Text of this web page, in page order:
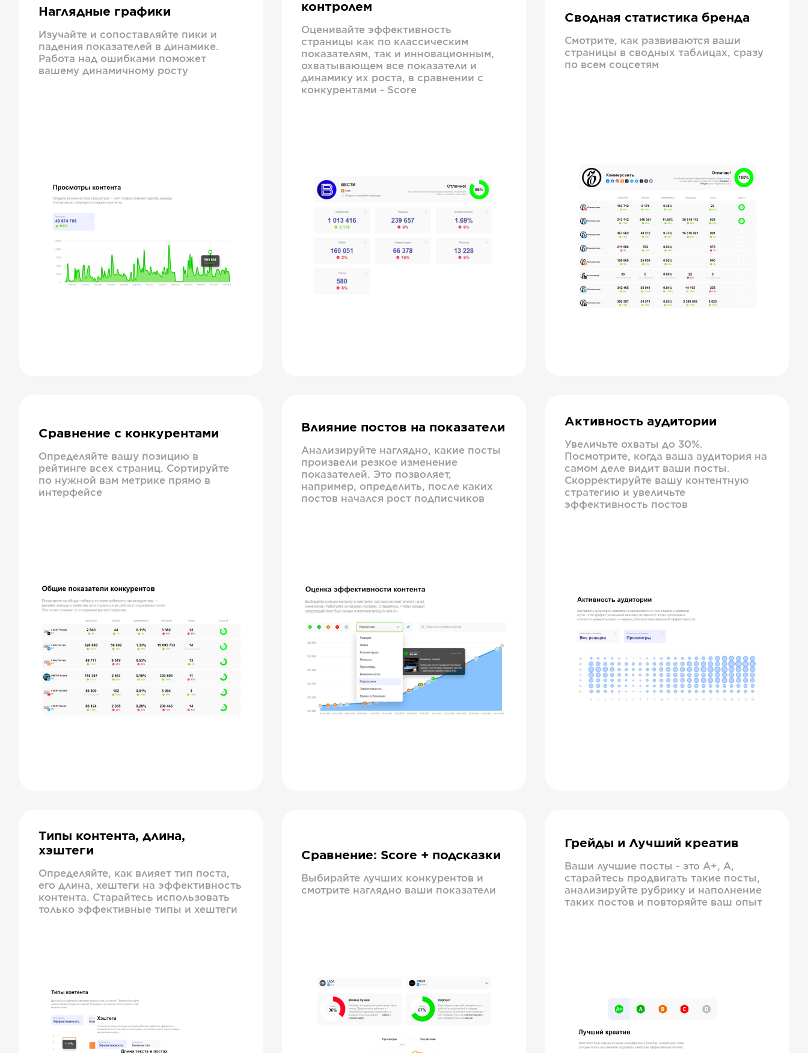
Наглядные графики
Изучайте и сопоставляйте пики и
падения показателей в динамике.
Работа над ошибками поможет
вашему динамичному росту
контролем
Оценивайте эффективность
страницы как по классическим
показателям, так и инновационным,
охватывающем все показатели и
динамику их роста, в сравнении с
конкурентами - Score
Сводная статистика бренда
Смотрите, как развиваются ваши
страницы в сводных таблицах, сразу
по всем соцсетям
Сравнение с конкурентами
Определяйте вашу позицию в
рейтинге всех страниц. Сортируйте
по нужной вам метрике прямо в
интерфейсе
Влияние постов на показатели
Анализируйте наглядно, какие посты
произвели резкое изменение
показателей. Это позволяет,
например, определить, после каких
постов начался рост подписчиков
Активность аудитории
Увеличьте охваты до 30%.
Посмотрите, когда ваша аудитория на
самом деле видит ваши посты.
Скорректируйте вашу контентную
стратегию и увеличьте
эффективность постов
Типы контента, длина,
хэштеги
Определяйте, как влияет тип поста,
его длина, хештеги на эффективность
контента. Старайтесь использовать
только эффективные типы и хештеги
Сравнение: Score + подсказки
Выбирайте лучших конкурентов и
смотрите наглядно ваши показатели
Грейды и Лучший креатив
Ваши лучшие посты - это А+, А,
старайтесь продвигать такие посты,
анализируйте рубрику и наполнение
таких постов и повторяйте ваш опыт